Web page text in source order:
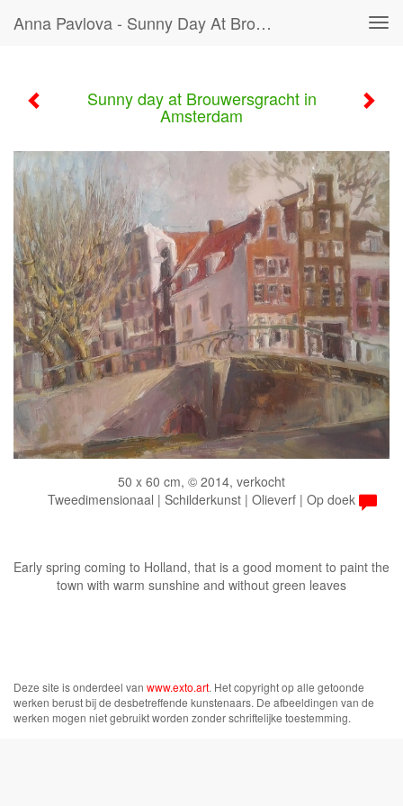
Anna Pavlova - Sunny Day At Brouwersgracht In Amsterdam
Sunny day at Brouwersgracht in
Amsterdam
50 x 60 cm, © 2014, verkocht
Tweedimensionaal | Schilderkunst | Olieverf | Op doek
Early spring coming to Holland, that is a good moment to paint the
town with warm sunshine and without green leaves
Deze site is onderdeel van www.exto.art. Het copyright op alle getoonde
werken berust bij de desbetreffende kunstenaars. De afbeeldingen van de
werken mogen niet gebruikt worden zonder schriftelijke toestemming.